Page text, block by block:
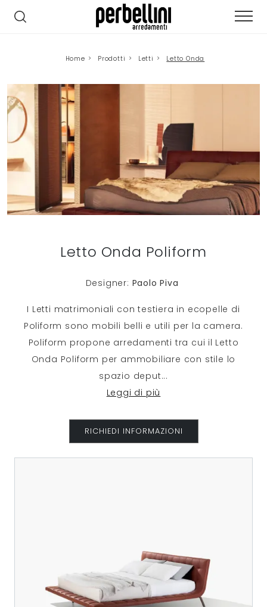
Home > Prodotti > Letti > Letto Onda
Letto Onda Poliform
Designer: Paolo Piva
I Letti matrimoniali con testiera in ecopelle di
Poliform sono mobili belli e utili per la camera.
Poliform propone arredamenti tra cui il Letto
Onda Poliform per ammobiliare con stile lo
spazio deput...
Leggi di più
RICHIEDI INFORMAZIONI